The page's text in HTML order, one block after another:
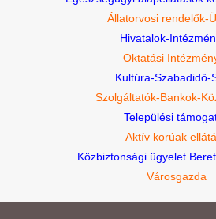
Állatorvosi rendelők-
Hivatalok-
Oktatási
Kultúra-Szabadidő-
Szolgáltatók-Bankok-
Települési
Aktív korúak
Közbiztonsági ügyelet
Városgazda